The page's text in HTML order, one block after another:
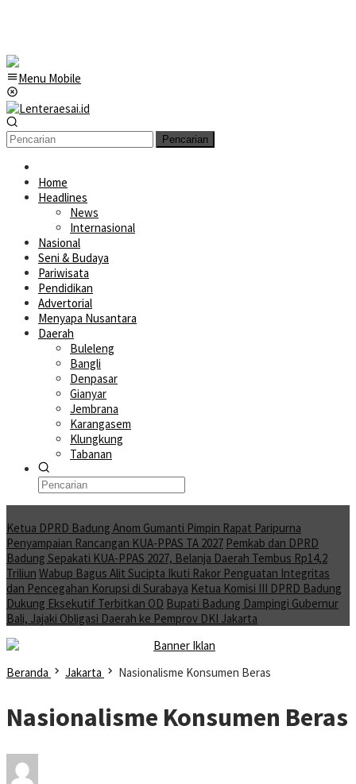
Menu Mobile
Pencarian
Home
Headlines
News
Internasional
Nasional
Seni & Budaya
Pariwisata
Pendidikan
Advertorial
Menyapa Nusantara
Daerah
Buleleng
Bangli
Denpasar
Gianyar
Jembrana
Karangasem
Klungkung
Tabanan
Ketua DPRD Badung Anom Gumanti Pimpin Rapat Paripurna
Penyampaian Rancangan KUA-PPAS TA 2027 Pemkab dan DPRD
Badung Sepakati KUA-PPAS 2027, Belanja Daerah Tembus Rp14,2
Triliun Wabup Bagus Alit Sucipta Ikuti Rakor Penguatan Integritas
dan Pencegahan Korupsi di Surabaya Ketua Komisi III DPRD Badung
Dukung Eksekutif Terbitkan OD Bupati Badung Dampingi Gubernur
Bali, Jajaki Obligasi Daerah ke Pemprov DKI Jakarta
Beranda Jakarta Nasionalisme Konsumen Beras
Nasionalisme Konsumen Beras